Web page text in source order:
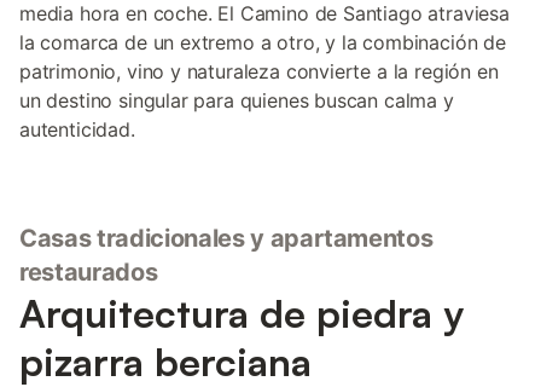
media hora en coche. El Camino de Santiago atraviesa
la comarca de un extremo a otro, y la combinación de
patrimonio, vino y naturaleza convierte a la región en
un destino singular para quienes buscan calma y
autenticidad.
Casas tradicionales y apartamentos
restaurados
Arquitectura de piedra y
pizarra berciana